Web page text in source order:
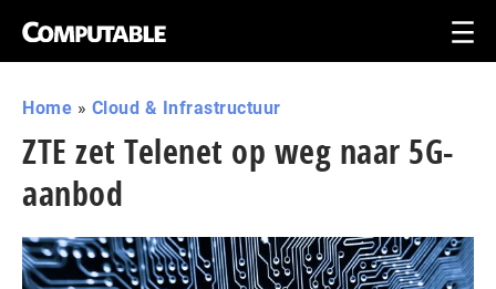
Home » Cloud & Infrastructuur
ZTE zet Telenet op weg naar 5G-
aanbod